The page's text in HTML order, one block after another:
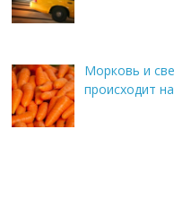
Морковь и
происходит